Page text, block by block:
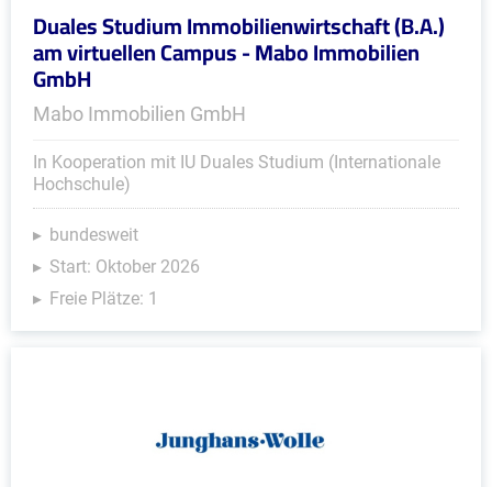
Duales Studium Immobilienwirtschaft (B.A.)
am virtuellen Campus - Mabo Immobilien
GmbH
Mabo Immobilien GmbH
In Kooperation mit IU Duales Studium (Internationale
Hochschule)
bundesweit
Start: Oktober 2026
Freie Plätze: 1